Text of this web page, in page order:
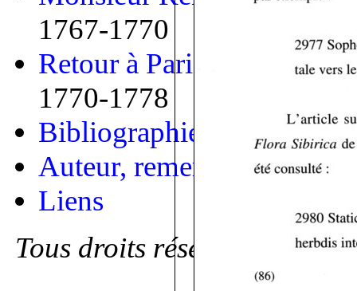
1767-1770
Retour à Paris
1770-1778
Bibliographie
Auteur, remerciements
Liens
Tous droits réservés